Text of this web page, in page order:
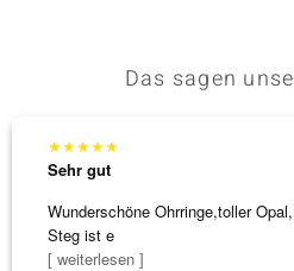
Das sagen
★★★★★
Sehr gut
Wunderschöne Ohrringe,toller
Steg ist e
[ weiterlesen ]